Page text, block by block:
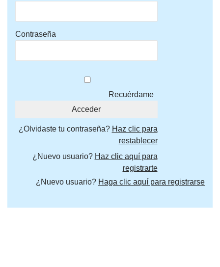
Contraseña
Recuérdame
¿Olvidaste tu contraseña? Haz clic para
restablecer
¿Nuevo usuario? Haz clic aquí para
registrarte
¿Nuevo usuario? Haga clic aquí para registrarse